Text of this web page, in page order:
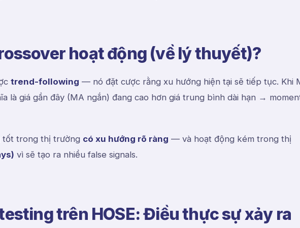
hoạt động (về lý thuyết)?
trend-following — nó đặt cược rằng xu hướng hiện tại sẽ tiếp tục. Khi
là giá gần đây (MA ngắn) đang cao hơn giá trung bình dài hạn →
tốt trong thị trường có xu hướng rõ ràng — và hoạt động kém trong thị
vì sẽ tạo ra nhiều false signals.
trên HOSE: Điều thực sự xảy ra